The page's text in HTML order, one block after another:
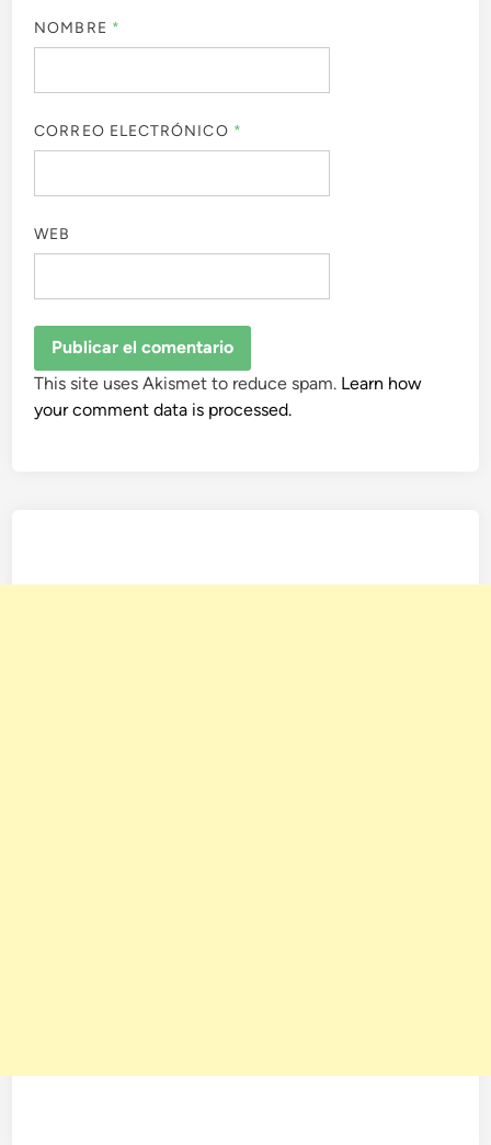
NOMBRE *
CORREO ELECTRÓNICO *
WEB
This site uses Akismet to reduce spam. Learn how
your comment data is processed.